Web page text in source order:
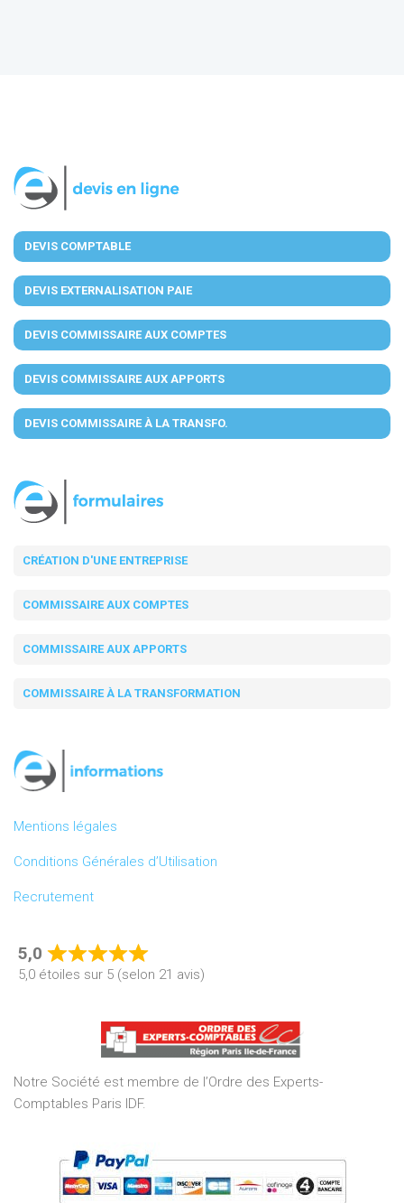
DEVIS COMPTABLE
DEVIS EXTERNALISATION PAIE
DEVIS COMMISSAIRE AUX COMPTES
DEVIS COMMISSAIRE AUX APPORTS
DEVIS COMMISSAIRE À LA TRANSFO.
CRÉATION D'UNE ENTREPRISE
COMMISSAIRE AUX COMPTES
COMMISSAIRE AUX APPORTS
COMMISSAIRE À LA TRANSFORMATION
Mentions légales
Conditions Générales d’Utilisation
Recrutement
5,0
Rated
of
5
5,0 étoiles sur 5 (selon 21 avis)
Notre Société est membre de l’Ordre des Experts-
Comptables Paris IDF.